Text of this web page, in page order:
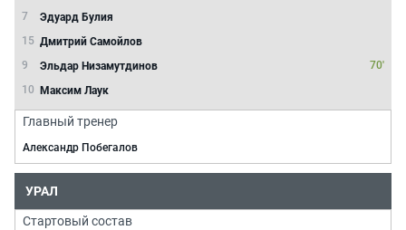
7
Эдуард Булия
15 Дмитрий Самойлов
9
Эльдар Низамутдинов
70'
10 Максим Лаук
Главный тренер
Александр Побегалов
УРАЛ
Стартовый состав